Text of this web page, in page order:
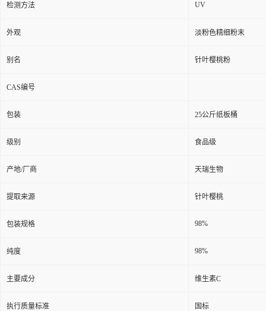
检测方法 UV
外观 淡粉色精细粉末
别名 针叶樱桃粉
CAS编号
包装 25公斤纸板桶
级别 食品级
产地/厂商 天瑞生物
提取来源 针叶樱桃
包装规格 98%
纯度 98%
主要成分 维生素C
执行质量标准 国标